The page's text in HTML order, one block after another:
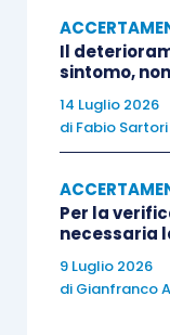
Sul punto, il
volta
ipotesi di
base di una
l’obbligo di
perchéil
all’atto
risulterà
Il
sintomo,
14 Luglio 2026
di Fabio Sartori
Per la
necessaria
9 Luglio 2026
di Gianfranco